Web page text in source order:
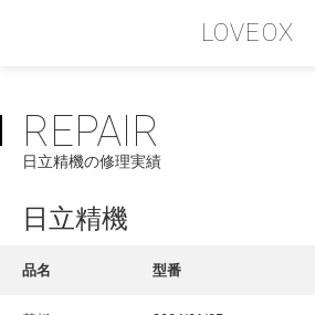
LOVEOX
PHILOSOPHY
フィロソフィー
COMPANY PROFILE
REPAIR
日立精機の修理実績
日立精機
品名 型番